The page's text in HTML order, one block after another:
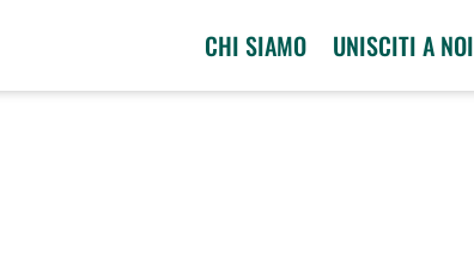
CHI SIAMO UNISCITI A NOI